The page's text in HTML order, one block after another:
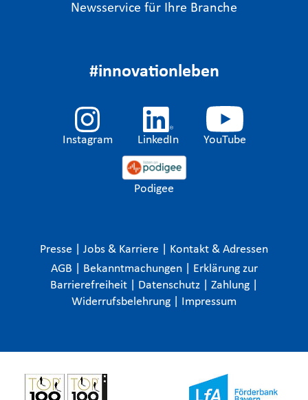
Newsservice für Ihre Branche
#innovationleben
Instagram LinkedIn YouTube
Podigee
Presse Jobs & Karriere
Kontakt & Adressen
AGB
Bekanntmachungen
Erklärung zur
Barrierefreiheit
Datenschutz Zahlung
Widerrufsbelehrung
Impressum